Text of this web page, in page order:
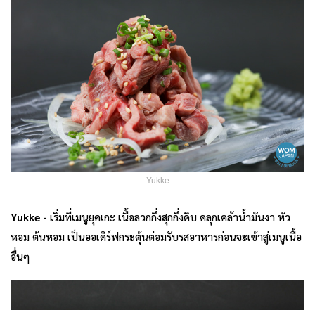
Yukke
Yukke - เริ่มที่เมนูยุคเกะ เนื้อลวกกึ่งสุกกึ่งดิบ คลุกเคล้าน้ำมันงา หัว
หอม ต้นหอม เป็นออเดิร์ฟกระตุ้นต่อมรับรสอาหารก่อนจะเข้าสู่เมนูเนื้อ
อื่นๆ